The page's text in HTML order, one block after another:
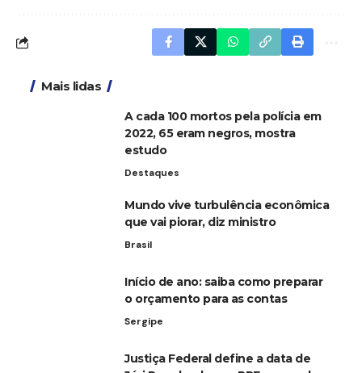
Mais lidas
A cada 100 mortos pela polícia em
2022, 65 eram negros, mostra
estudo
Destaques
Mundo vive turbulência econômica
que vai piorar, diz ministro
Brasil
Início de ano: saiba como preparar
o orçamento para as contas
Sergipe
Justiça Federal define a data de